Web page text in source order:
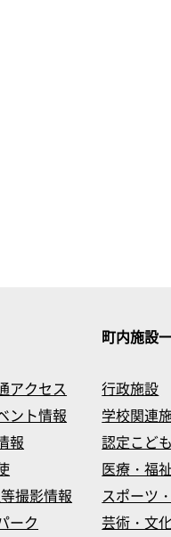
アクセス
ント情報
報
撮影情報
ーク
町内施設
行政施設
学校関連
認定こど
医療・福
スポーツ
芸術・文